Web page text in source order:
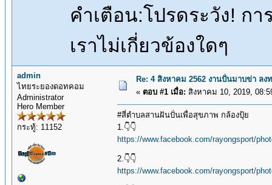
คำเตือน:โปรดระวัง! ก
เราไม่เกี่ยวข้องใดๆ
admin
ไทยระยองดอทคอม
Administrator
Hero Member
กระทู้: 11152
Re: 4 สิงหาคม 2562 งานปั่นมาบข่า ลง
« ตอบ #1 เมื่อ: สิงหาคม 10, 2019,
#สี่ตำบลสานฝันปั่นเพื่อสุขภาพ กล้องปุ้ย
1.👇👇
https://www.facebook.com/rayongsport/
2.👇👇
https://www.facebook.com/rayongsport/